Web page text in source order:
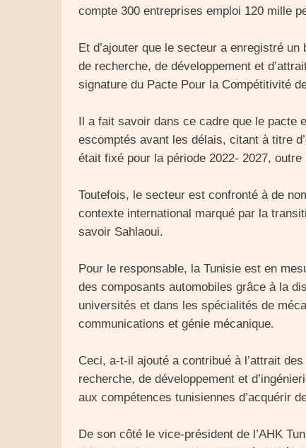
compte 300 entreprises emploi 120 mille
Et d’ajouter que le secteur a enregistré
de recherche, de développement et
signature du Pacte Pour la Compétitivité
Il a fait savoir dans ce cadre que le pacte
escomptés avant les délais, citant à titre
était fixé pour la période 2022- 2027,
Toutefois, le secteur est confronté à de
contexte international marqué par la
savoir Sahlaoui.
Pour le responsable, la Tunisie est en
des composants automobiles grâce à la
universités et dans les spécialités de
communications et génie mécanique.
Ceci, a-t-il ajouté a contribué à l’attrait
recherche, de développement et
aux compétences tunisiennes d’acquérir
De son côté le vice-président de l’AHK